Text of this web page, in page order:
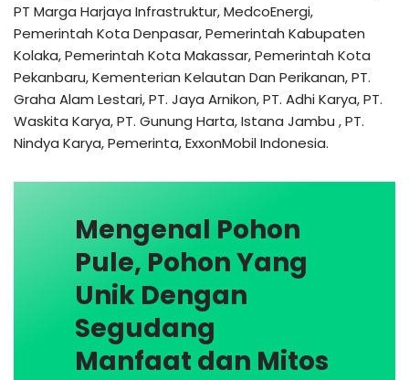
PT Marga Harjaya Infrastruktur, MedcoEnergi,
Pemerintah Kota Denpasar, Pemerintah Kabupaten
Kolaka, Pemerintah Kota Makassar, Pemerintah Kota
Pekanbaru, Kementerian Kelautan Dan Perikanan, PT.
Graha Alam Lestari, PT. Jaya Arnikon, PT. Adhi Karya, PT.
Waskita Karya, PT. Gunung Harta, Istana Jambu , PT.
Nindya Karya, Pemerinta, ExxonMobil Indonesia.
Mengenal Pohon
Pule, Pohon Yang
Unik Dengan
Segudang
Manfaat dan Mitos